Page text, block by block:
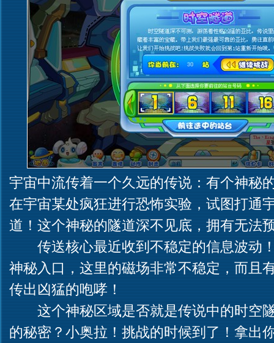
宇宙中流传着一个久远的传说：有个神秘
在宇宙某处疯狂进行恐怖实验，试图打通
道！这个神秘的隧道深不见底，拥有无法
传送核心最近收到不稳定的信息波动
神秘入口，这里的磁场非常不稳定，而且
传出凶猛的咆哮！
这个神秘区域是否就是传说中的时空
的秘密？小奥拉！挑战的时候到了！拿出